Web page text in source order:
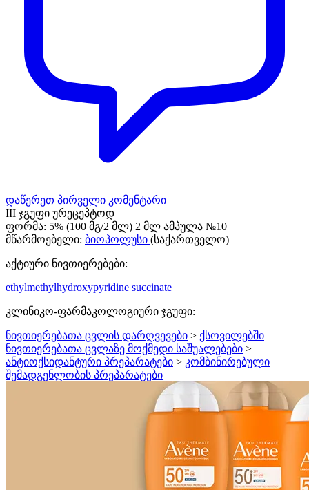
დაწერეთ პირველი კომენტარი
III ჯგუფი ურეცეპტოდ
ფორმა: 5% (100 მგ/2 მლ) 2 მლ ამპულა №10
მწარმოებელი: ბიოპოლუსი (საქართველო)
აქტიური ნივთიერებები:
ethylmethylhydroxypyridine succinate
კლინიკო-ფარმაკოლოგიური ჯგუფი:
ნივთიერებათა ცვლის დარღვევები > ქსოვილებში
ნივთიერებათა ცვლაზე მოქმედი საშუალებები >
ანტიოქსიდანტური პრეპარატები > კომბინირებული
შემადგენლობის პრეპარატები